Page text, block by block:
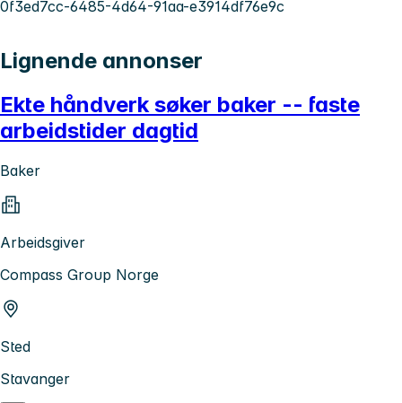
0f3ed7cc-6485-4d64-91aa-e3914df76e9c
Lignende annonser
Ekte håndverk søker baker -- faste
arbeidstider dagtid
Baker
Arbeidsgiver
Compass Group Norge
Sted
Stavanger